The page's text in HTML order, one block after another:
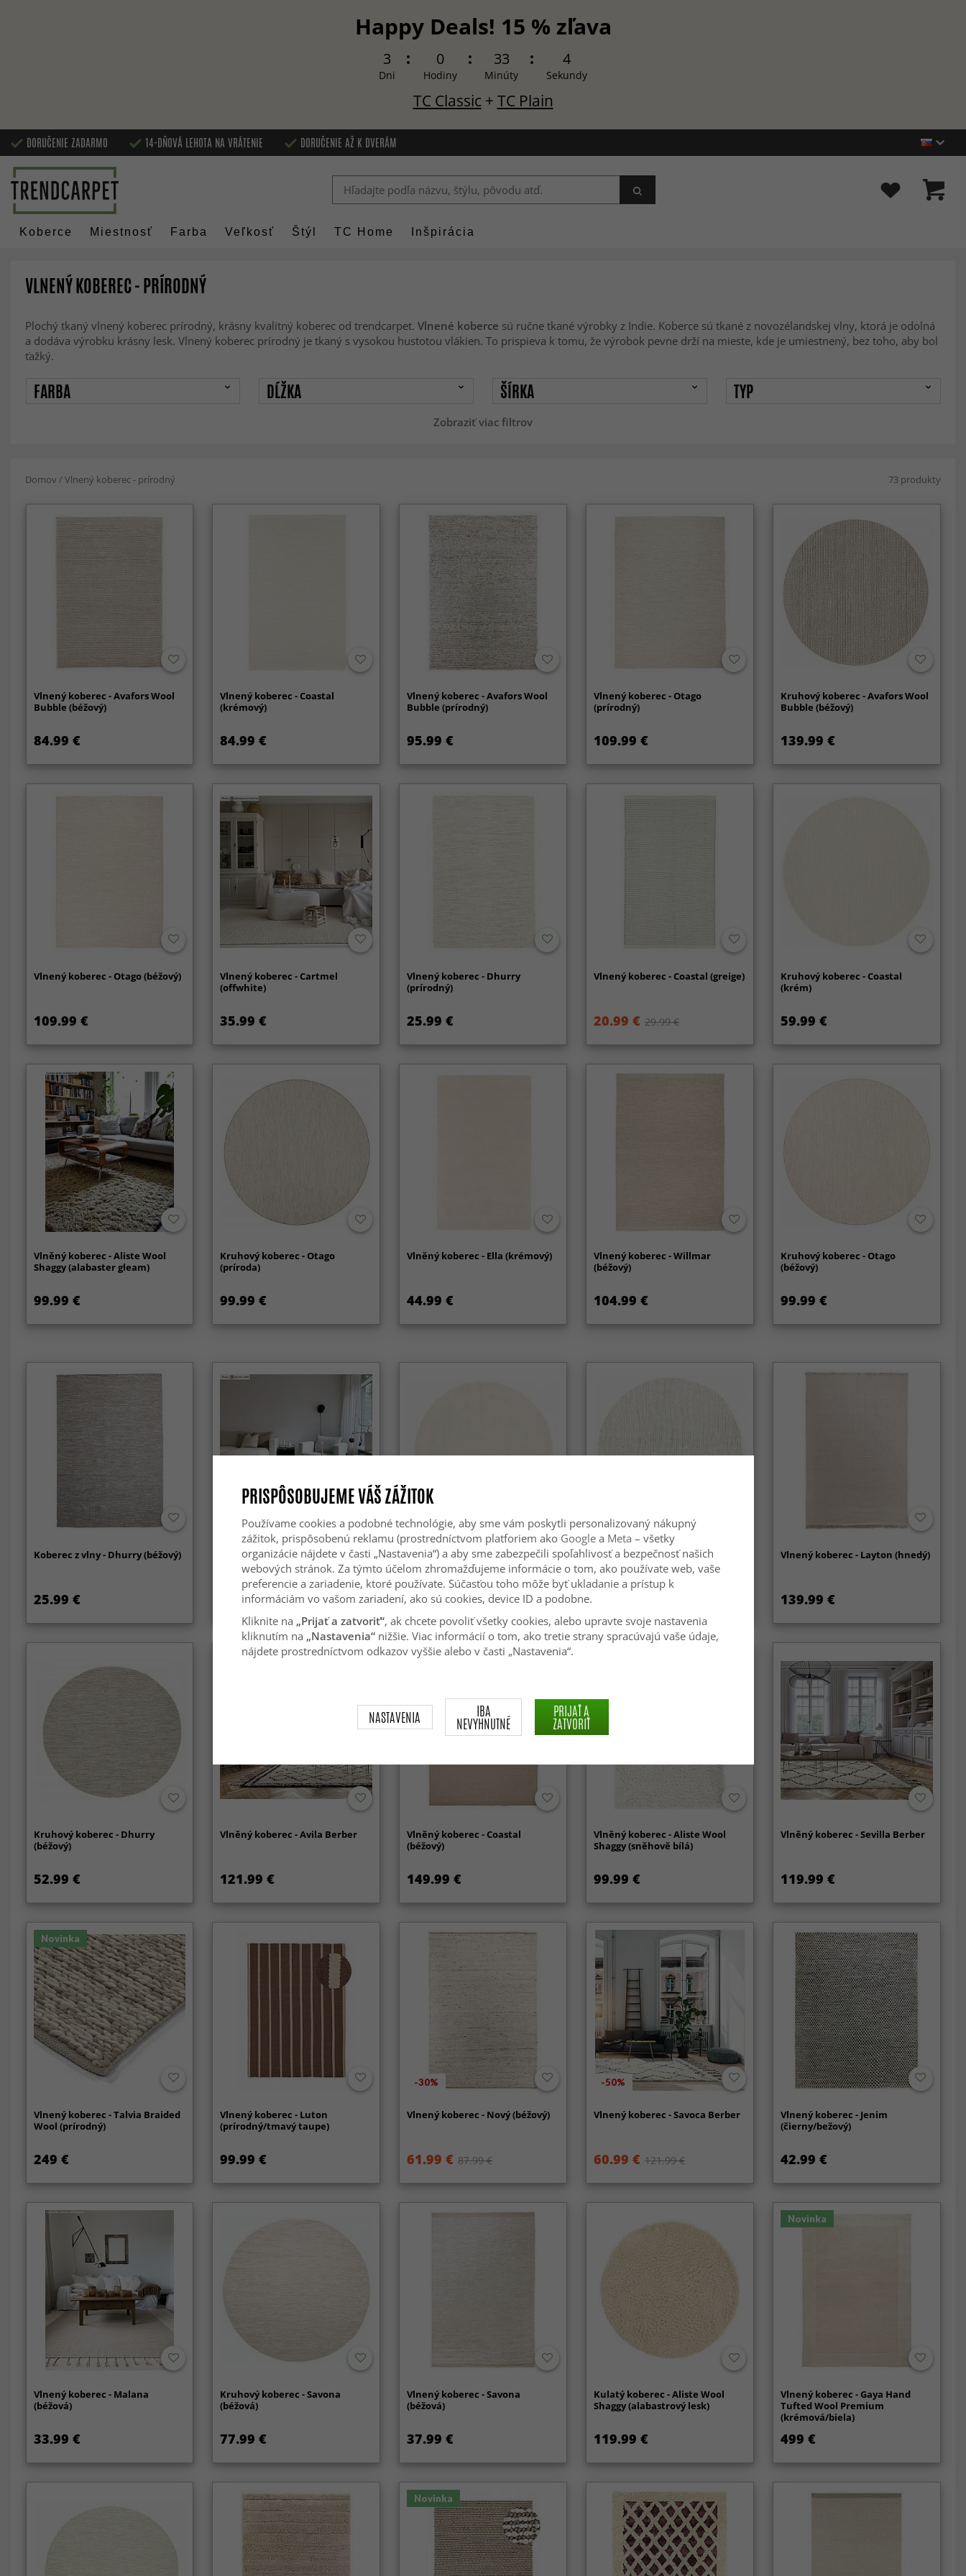
Happy Deals! 15 % zľava
3
Dni
0
Hodiny
33
Minúty
3
Sekundy
TC Classic + TC Plain
DORUČENIE ZADARMO 14-DŇOVÁ LEHOTA NA VRÁTENIE DORUČENIE AŽ K DVERÁM
Koberce Miestnosť Farba Veľkosť Štýl TC Home Inšpirácia
VLNENÝ KOBEREC - PRÍRODNÝ
Plochý tkaný vlnený koberec prírodný, krásny kvalitný koberec od trendcarpet. Vlnené koberce sú ručne tkané výrobky z Indie. Koberce sú tkané z novozélandskej vlny, ktorá je odolná
a dodáva výrobku krásny lesk. Vlnený koberec prírodný je tkaný s vysokou hustotou vlákien. To prispieva k tomu, že výrobok pevne drží na mieste, kde je umiestnený, bez toho, aby bol
ťažký.
Zobraziť viac filtrov
FARBA DĹŽKA ŠÍRKA TYP
Domov /Vlnený koberec - prírodný 73 produkty
Vlnený koberec - Avafors Wool
Bubble (béžový)
84.99 €
Vlnený koberec - Coastal
(krémový)
84.99 €
Vlnený koberec - Avafors Wool
Bubble (prírodný)
95.99 €
Vlnený koberec - Otago
(prírodný)
109.99 €
Kruhový koberec - Avafors Wool
Bubble (béžový)
139.99 €
Vlnený koberec - Otago (béžový)
109.99 €
Vlnený koberec - Cartmel
(offwhite)
35.99 €
Vlnený koberec - Dhurry
(prírodný)
25.99 €
Vlnený koberec - Coastal (greige)
20.99 € 29.99 €
Kruhový koberec - Coastal
(krém)
59.99 €
Vlněný koberec - Aliste Wool
Shaggy (alabaster gleam)
99.99 €
Kruhový koberec - Otago
(príroda)
99.99 €
Vlněný koberec - Ella (krémový)
44.99 €
Vlnený koberec - Willmar
(béžový)
104.99 €
Kruhový koberec - Otago
(béžový)
99.99 €
Koberec z vlny - Dhurry (béžový)
25.99 €
Kruhový koberec - Cartmel
(offwhite)
79.99 €
Kulatý koberec - Ella (krémový)
94.99 €
Kruhový koberec - Coastal
(greige)
Vlnený koberec - Layton (hnedý)
139.99 €
Kruhový koberec - Dhurry
(béžový)
52.99 €
Vlněný koberec - Avila Berber
121.99 €
Novinka
Vlněný koberec - Coastal
(béžový)
149.99 €
Vlněný koberec - Aliste Wool
Shaggy (sněhově bílá)
99.99 €
Vlněný koberec - Sevilla Berber
119.99 €
Novinka
Vlnený koberec - Talvia Braided
Wool (prírodný)
249 €
Vlnený koberec - Luton
(prírodný/tmavý taupe)
99.99 €
-30%
Vlnený koberec - Nový (béžový)
61.99 € 87.99 €
-50%
Vlnený koberec - Savoca Berber
60.99 € 121.99 €
Vlnený koberec - Jenim
(čierny/bežový)
42.99 €
Vlnený koberec - Malana
(béžová)
33.99 €
Kruhový koberec - Savona
(béžová)
77.99 €
Vlnený koberec - Savona
(béžová)
37.99 €
Kulatý koberec - Aliste Wool
Shaggy (alabastrový lesk)
119.99 €
Novinka
Vlnený koberec - Gaya Hand
Tufted Wool Premium
(krémová/biela)
499 €
Novinka
PRISPÔSOBUJEME VÁŠ ZÁŽITOK
Používame cookies a podobné technológie, aby sme vám poskytli personalizovaný nákupný
zážitok, prispôsobenú reklamu (prostredníctvom platforiem ako Googlea Meta – všetky
organizácie nájdete v časti „Nastavenia“) a aby sme zabezpečili spoľahlivosť a bezpečnosť našich
webových stránok. Za týmto účelom zhromažďujeme informácie o tom, ako používate web, vaše
preferencie a zariadenie, ktoré používate. Súčasťou toho môže byť ukladanie a prístup k
informáciám vo vašom zariadení, ako sú cookies, device ID a podobne.
Kliknite na „Prijať a zatvoriť“, ak chcete povoliť všetky cookies, alebo upravte svoje nastavenia
kliknutím na „Nastavenia“nižšie. Viac informácií o tom, ako tretie strany spracúvajú vaše údaje,
nájdete prostredníctvom odkazov vyššie alebo v časti „Nastavenia“.
NASTAVENIA IBA
NEVYHNUTNÉ
PRIJAŤ A
ZATVORIŤ